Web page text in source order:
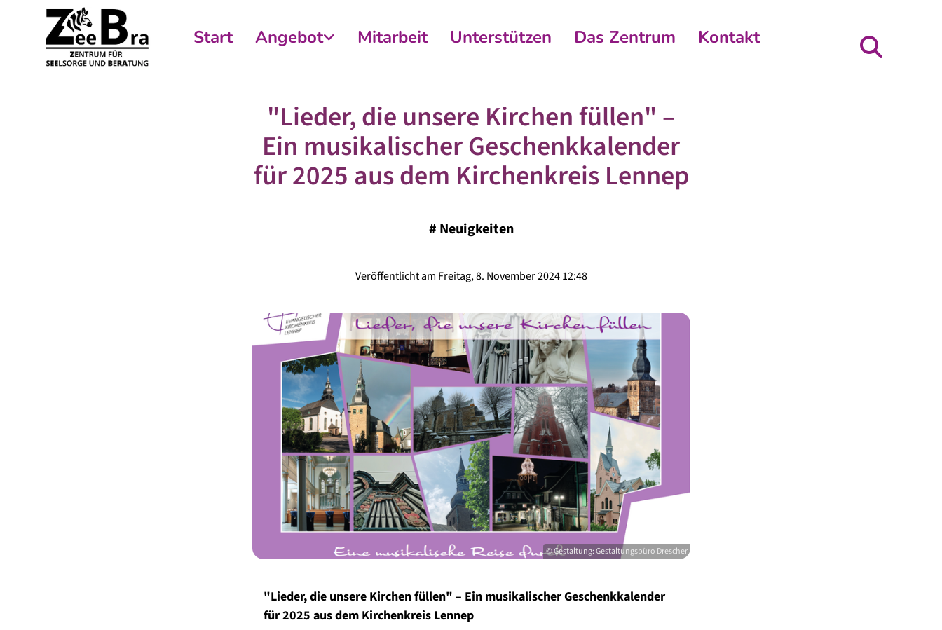
Start Angebot Mitarbeit Unterstützen Das Zentrum Kontakt
"Lieder, die unsere Kirchen füllen" –
Ein musikalischer Geschenkkalender
für 2025 aus dem Kirchenkreis Lennep
# Neuigkeiten
Veröffentlicht am Freitag, 8. November 2024 12:48
© Gestaltung: Gestaltungsbüro Drescher
"Lieder, die unsere Kirchen füllen" – Ein musikalischer Geschenkkalender
für 2025 aus dem Kirchenkreis Lennep